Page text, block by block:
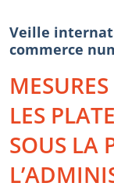
Veille
commerce
LES
SOUS LA